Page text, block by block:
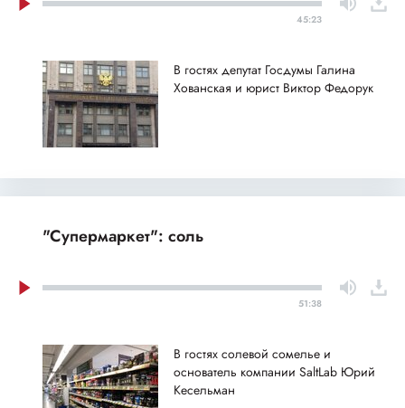
45:23
В гостях депутат Госдумы Галина
Хованская и юрист Виктор Федорук
"Супермаркет": соль
51:38
В гостях солевой сомелье и
основатель компании SaltLab Юрий
Кесельман